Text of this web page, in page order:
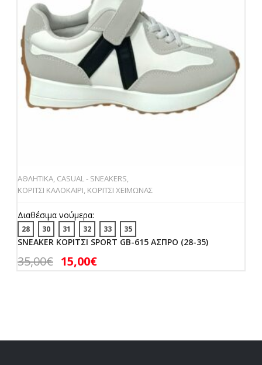
ΑΘΛΗΤΙΚΑ, CASUAL - SNEAKERS,
ΚΟΡΙΤΣΙ ΚΑΛΟΚΑΙΡΙ, ΚΟΡΙΤΣΙ ΧΕΙΜΩΝΑΣ
Διαθέσιμα νούμερα:
28 30 31 32 33 35
SNEAKER ΚΟΡΙΤΣΙ SPORT GB-615 ΑΣΠΡΟ (28-35)
35,00€ 15,00€